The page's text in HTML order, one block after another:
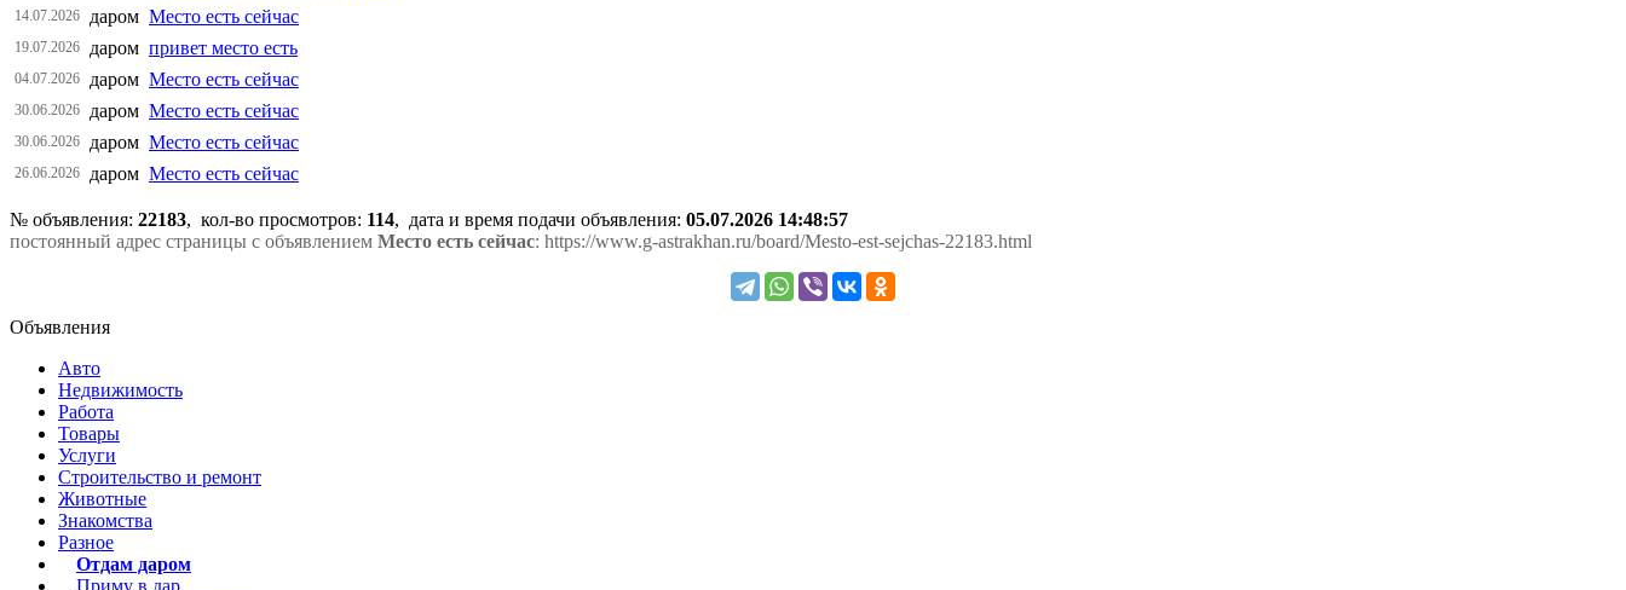
14.07.2026 даром Место есть сейчас
19.07.2026 даром привет место есть
04.07.2026 даром Место есть сейчас
30.06.2026 даром Место есть сейчас
30.06.2026 даром Место есть сейчас
26.06.2026 даром Место есть сейчас
№ объявления: 22183, кол-во просмотров: 114, дата и время подачи объявления: 05.07.2026 14:48:57
постоянный адрес страницы с объявлением Место есть сейчас: https://www.g-astrakhan.ru/board/Mesto-est-sejchas-22183.html
Объявления
Авто
Недвижимость
Работа
Товары
Услуги
Строительство и ремонт
Животные
Знакомства
Разное
Отдам даром